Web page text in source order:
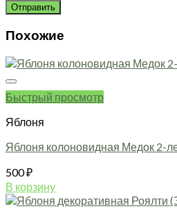
Похожие
Быстрый просмотр
Яблоня
Яблоня колоновидная Медок 2-
500₽
В корзину